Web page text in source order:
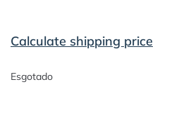
Calculate shipping price
Esgotado